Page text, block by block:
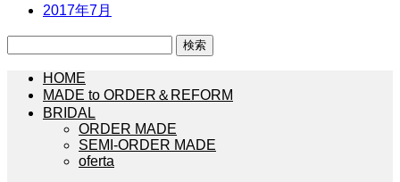
2017年7月
HOME
MADE to ORDER＆REFORM
BRIDAL
ORDER MADE
SEMI-ORDER MADE
oferta